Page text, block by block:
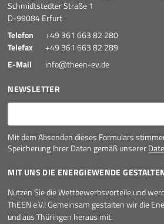
Schmidtstedter Straße 1
D-99084 Erfurt
Telefon
+49 361 663 82 280
Telefax
+49 361 663 82 289
E-Mail
info@theen-ev.de
NEWSLETTER
E-Mail*
Mit dem Absenden dieses Formulars
Speicherung Ihrer Daten gemäß unserer
MIT UNS DIE ENERGIEWENDE
Nutzen Sie die Wettbewerbsvorteile und
ThEEN e.V.! Gemeinsam gestalten wir die
und aus Thüringen heraus mit.